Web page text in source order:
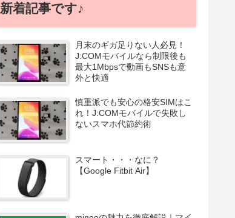
新着記事です♪
月末のギガ足りない人必見！
J:COMモバイルなら制限後も
最大1Mbpsで動画もSNSも意
外と快適
慎重派でも安心の格安SIMはこ
れ！J:COMモバイルで失敗し
ないスマホ代節約術
スマート・・・なに？
【Google Fitbit Air】